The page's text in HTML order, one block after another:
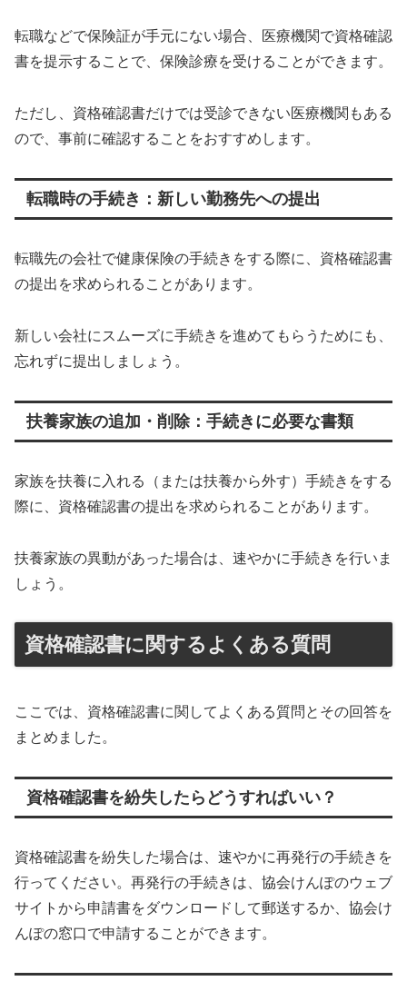
転職などで保険証が手元にない場合、医療機関で資格確認
書を提示することで、保険診療を受けることができます。
ただし、資格確認書だけでは受診できない医療機関もある
ので、事前に確認することをおすすめします。
転職時の手続き：新しい勤務先への提出
転職先の会社で健康保険の手続きをする際に、資格確認書
の提出を求められることがあります。
新しい会社にスムーズに手続きを進めてもらうためにも、
忘れずに提出しましょう。
扶養家族の追加・削除：手続きに必要な書類
家族を扶養に入れる（または扶養から外す）手続きをする
際に、資格確認書の提出を求められることがあります。
扶養家族の異動があった場合は、速やかに手続きを行いま
しょう。
資格確認書に関するよくある質問
ここでは、資格確認書に関してよくある質問とその回答を
まとめました。
資格確認書を紛失したらどうすればいい？
資格確認書を紛失した場合は、速やかに再発行の手続きを
行ってください。再発行の手続きは、協会けんぽのウェブ
サイトから申請書をダウンロードして郵送するか、協会け
んぽの窓口で申請することができます。